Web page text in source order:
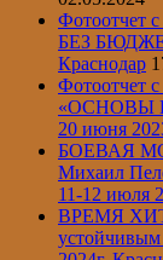
Фотоотчет
БЕЗ
Краснодар
Фотоотчет
«ОСНОВЫ
20 июня
БОЕВАЯ
Михаил
11-12 июля
ВРЕМЯ